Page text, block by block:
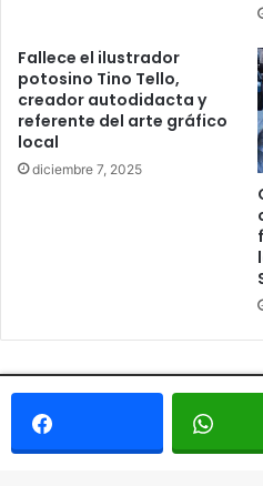
Fallece el ilustrador
potosino Tino Tello,
creador autodidacta y
referente del arte gráfico
local
diciembre 7, 2025
© Copyright 2026, Todos los
San Luis